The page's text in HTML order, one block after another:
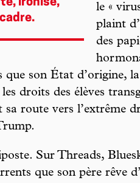
le «
plaint
des
que son État d’origine,
droits des élèves
route vers l’extrême
Sur Threads,
que son père rêve